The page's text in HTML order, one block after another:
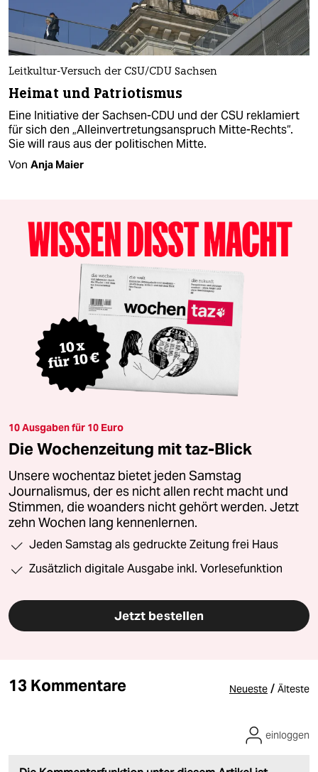
Leitkultur-Versuch der CSU/CDU Sachsen
Heimat und Patriotismus
Eine Initiative der Sachsen-CDU und der CSU reklamiert
für sich den „Alleinvertretungsanspruch Mitte-Rechts“.
Sie will raus aus der politischen Mitte.
Von Anja Maier
10 Ausgaben für 10 Euro
Die Wochenzeitung mit taz-Blick
Unsere wochentaz bietet jeden Samstag
Journalismus, der es nicht allen recht macht und
Stimmen, die woanders nicht gehört werden. Jetzt
zehn Wochen lang kennenlernen.
Jeden Samstag als gedruckte Zeitung frei Haus
Zusätzlich digitale Ausgabe inkl. Vorlesefunktion
Jetzt bestellen
13 Kommentare Neueste / Älteste
einloggen